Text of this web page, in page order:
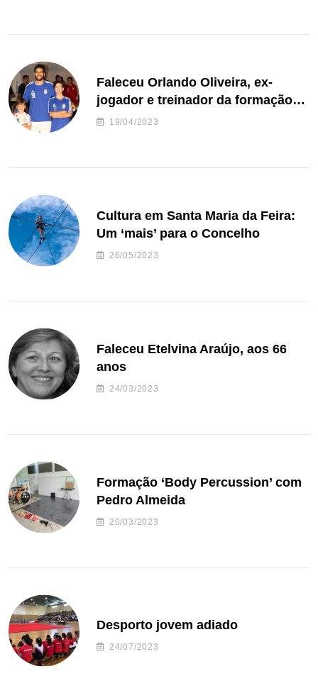
Faleceu Orlando Oliveira, ex-
jogador e treinador da formação
de andebol do Feirense
19/04/2023
Cultura em Santa Maria da Feira:
Um ‘mais’ para o Concelho
26/05/2023
Faleceu Etelvina Araújo, aos 66
anos
24/03/2023
Formação ‘Body Percussion’ com
Pedro Almeida
20/03/2023
Desporto jovem adiado
24/07/2023